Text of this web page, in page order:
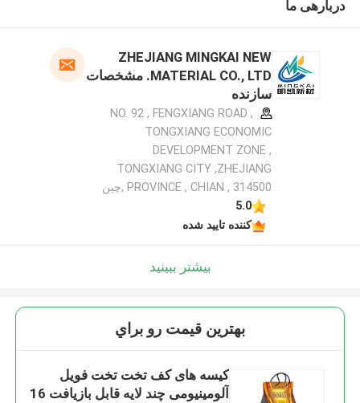
دربارهی ما
ZHEJIANG MINGKAI NEW
MATERIAL CO., LTD. مشخصات
سازنده
NO. 92 , FENGXIANG ROAD ,
TONGXIANG ECONOMIC
DEVELOPMENT ZONE ,
TONGXIANG CITY ,ZHEJIANG
PROVINCE , CHIAN , 314500 ,چین
5.0
کننده تایید شده
بیشتر ببینید
بهترين قيمت رو براي
کیسه های کف تخت تخت فویل
آلومینیومی چند لایه قابل بازیافت 16